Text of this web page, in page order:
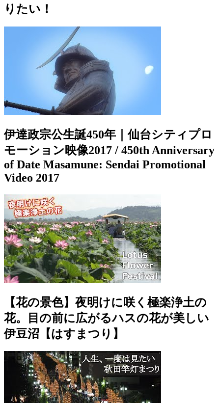
りたい！
伊達政宗公生誕450年｜仙台シティプロ
モーション映像2017 / 450th Anniversary
of Date Masamune: Sendai Promotional
Video 2017
【花の景色】夜明けに咲く極楽浄土の
花。目の前に広がるハスの花が美しい
伊豆沼【はすまつり】